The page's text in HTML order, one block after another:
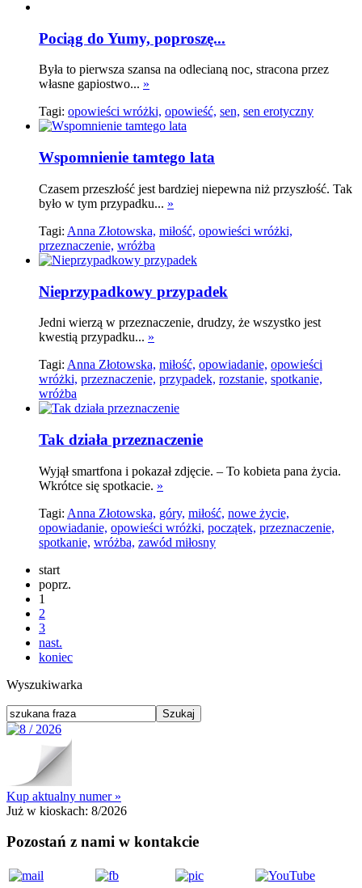
Pociąg do Yumy, poproszę...
Była to pierwsza szansa na odlecianą noc, stracona przez
własne gapiostwo... »
Tagi: opowieści wróżki, opowieść, sen, sen erotyczny
Wspomnienie tamtego lata
Czasem przeszłość jest bardziej niepewna niż przyszłość. Tak
było w tym przypadku... »
Tagi: Anna Złotowska, miłość, opowieści wróżki,
przeznaczenie, wróżba
Nieprzypadkowy przypadek
Jedni wierzą w przeznaczenie, drudzy, że wszystko jest
kwestią przypadku... »
Tagi: Anna Złotowska, miłość, opowiadanie, opowieści
wróżki, przeznaczenie, przypadek, rozstanie, spotkanie,
wróżba
Tak działa przeznaczenie
Wyjął smartfona i pokazał zdjęcie. – To kobieta pana życia.
Wkrótce się spotkacie. »
Tagi: Anna Złotowska, góry, miłość, nowe życie,
opowiadanie, opowieści wróżki, początek, przeznaczenie,
spotkanie, wróżba, zawód miłosny
start
poprz.
1
2
3
nast.
koniec
Wyszukiwarka
Kup aktualny numer »
Już w kioskach: 8/2026
Pozostań z nami w kontakcie